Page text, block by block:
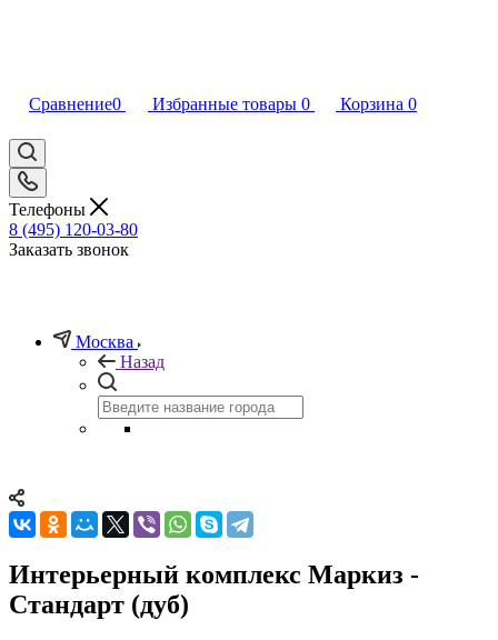
Сравнение0 Избранные товары 0 Корзина 0
Телефоны
8 (495) 120-03-80
Заказать звонок
Москва
Назад
Интерьерный комплекс Маркиз -
Стандарт (дуб)